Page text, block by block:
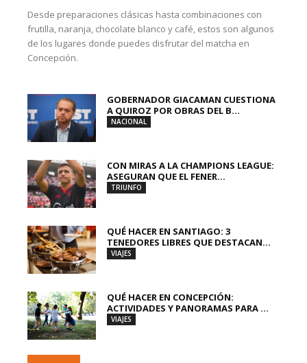
Desde preparaciones clásicas hasta combinaciones con
frutilla, naranja, chocolate blanco y café, estos son algunos
de los lugares donde puedes disfrutar del matcha en
Concepción.
GOBERNADOR GIACAMAN CUESTIONA
A QUIROZ POR OBRAS DEL B...
NACIONAL
CON MIRAS A LA CHAMPIONS LEAGUE:
ASEGURAN QUE EL FENER...
TRIUNFO
QUÉ HACER EN SANTIAGO: 3
TENEDORES LIBRES QUE DESTACAN...
VIAJES
QUÉ HACER EN CONCEPCIÓN:
ACTIVIDADES Y PANORAMAS PARA ...
VIAJES